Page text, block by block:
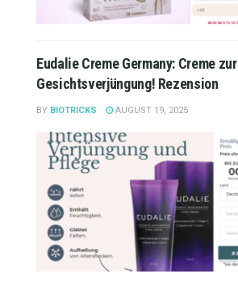
Eudalie Creme Germany: Creme zur
Gesichtsverjüngung! Rezension
BY BIOTRICKS AUGUST 19, 2025